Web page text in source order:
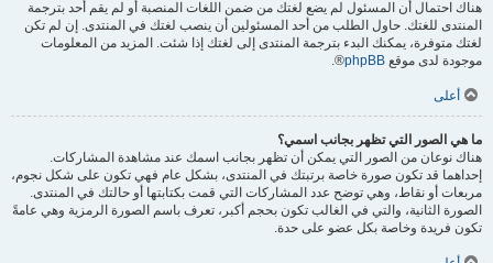
هناك احتمال أن المسئول لم يضع لغتك من ضمن اللغات المنصبة أو لم يقم أحد بترجمة
المنتدى للغتك. حاول الطلب من أحد المسئولين أن ينصب لغتك في المنتدى. إن لم تكن
لغتك متوفرة، يمكنك البدء بترجمة المنتدى إلى لغتك إذا شئت. المزيد من المعلومات
موجودة لدى موقع phpBB
®.
أعلى
ما هي الصور التي تظهر بجانب اسمي؟
هناك نوعان من الصور التي يمكن أن تظهر بجانب اسمك عند مشاهدة المشاركات.
إحداهما قد تكون صورة خاصة برتبتك في المنتدى، بشكل عام فهي تكون على شكل نجوم،
مربعات أو نقاط، وهي توضح عدد المشاركات التي قمت بكتابتها أو حالتك في المنتدى.
الصورة الثانية، والتي في الغالب تكون بحجم أكبر، تعرف باسم الصورة الرمزية وهي عامةً
تكون فريدة وخاصة بكل عضو على حدة.